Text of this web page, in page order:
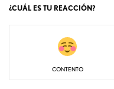
¿CUÁL ES TU REACCIÓN?
CONTENTO